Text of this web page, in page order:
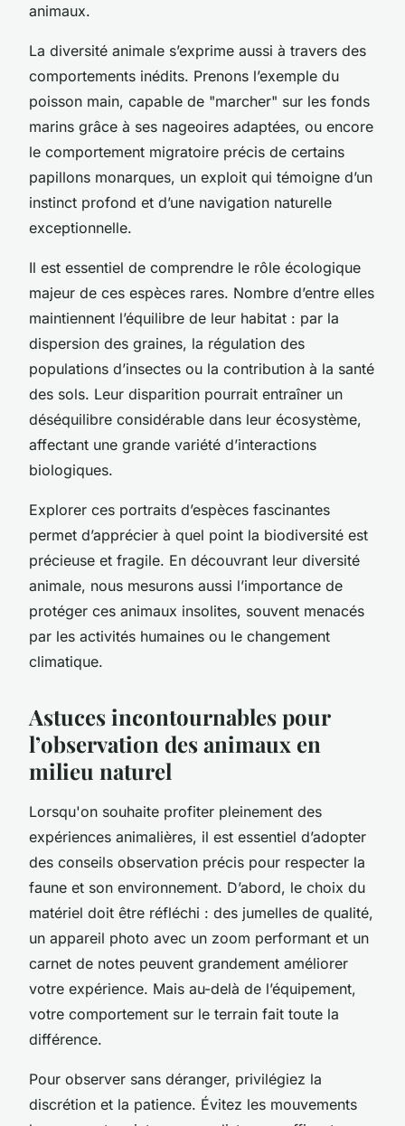
animaux.
La diversité animale s’exprime aussi à travers des
comportements inédits. Prenons l’exemple du
poisson main, capable de "marcher" sur les fonds
marins grâce à ses nageoires adaptées, ou encore
le comportement migratoire précis de certains
papillons monarques, un exploit qui témoigne d’un
instinct profond et d’une navigation naturelle
exceptionnelle.
Il est essentiel de comprendre le rôle écologique
majeur de ces espèces rares. Nombre d’entre elles
maintiennent l’équilibre de leur habitat : par la
dispersion des graines, la régulation des
populations d’insectes ou la contribution à la santé
des sols. Leur disparition pourrait entraîner un
déséquilibre considérable dans leur écosystème,
affectant une grande variété d’interactions
biologiques.
Explorer ces portraits d’espèces fascinantes
permet d’apprécier à quel point la biodiversité est
précieuse et fragile. En découvrant leur diversité
animale, nous mesurons aussi l’importance de
protéger ces animaux insolites, souvent menacés
par les activités humaines ou le changement
climatique.
Astuces incontournables pour
l’observation des animaux en
milieu naturel
Lorsqu'on souhaite profiter pleinement des
expériences animalières, il est essentiel d’adopter
des conseils observation précis pour respecter la
faune et son environnement. D’abord, le choix du
matériel doit être réfléchi : des jumelles de qualité,
un appareil photo avec un zoom performant et un
carnet de notes peuvent grandement améliorer
votre expérience. Mais au-delà de l’équipement,
votre comportement sur le terrain fait toute la
différence.
Pour observer sans déranger, privilégiez la
discrétion et la patience. Évitez les mouvements